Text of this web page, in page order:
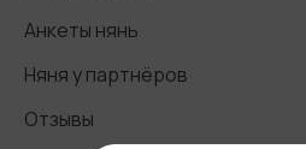
Анкеты нянь
Няня у партнёров
Отзывы